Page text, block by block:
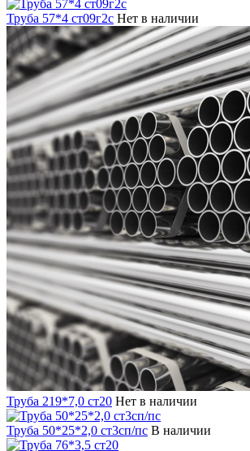
Труба 57*4 ст09г2с Нет в наличии
Труба 219*7,0 ст20 Нет в наличии
Труба 50*25*2,0 ст3сп/пс В наличии